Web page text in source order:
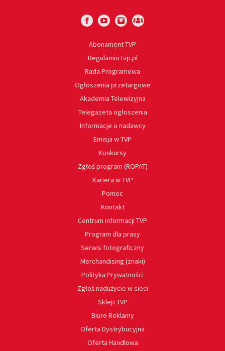
Abonament TVP
Regulamin tvp.pl
Rada Programowa
Ogłoszenia przetargowe
Akademia Telewizyjna
Telegazeta ogłoszenia
Informacje o nadawcy
Emisja w TVP
Konkursy
Zgłoś program (ROPAT)
Kariera w TVP
Pomoc
Kontakt
Centrum informacji TVP
Program dla prasy
Serwis fotograficzny
Merchandising (znaki)
Polityka Prywatności
Zgłoś nadużycie w sieci
Sklep TVP
Biuro Reklamy
Oferta Dystrybucyjna
Oferta Handlowa